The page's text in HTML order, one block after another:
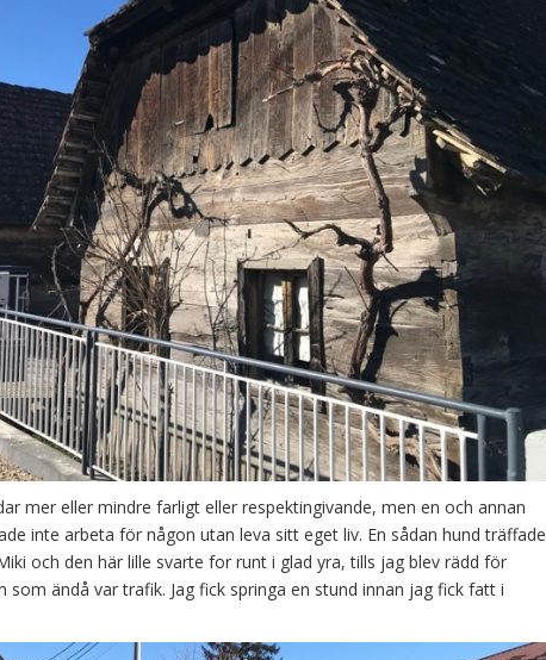
mer eller mindre farligt eller respektingivande, men en och annan
inte arbeta för någon utan leva sitt eget liv. En sådan hund träffade
och den här lille svarte for runt i glad yra, tills jag blev rädd för
ändå var trafik. Jag fick springa en stund innan jag fick fatt i